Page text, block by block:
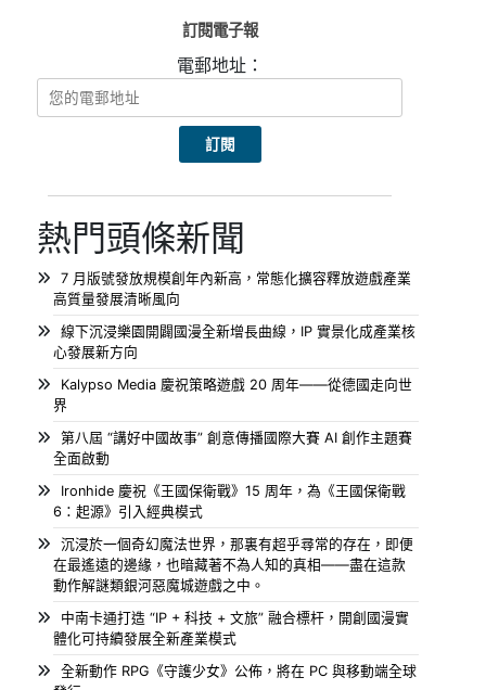
訂閱電子報
電郵地址：
熱門頭條新聞
7 月版號發放規模創年內新高，常態化擴容釋放遊戲產業
高質量發展清晰風向
線下沉浸樂園開闢國漫全新增長曲線，IP 實景化成產業核
心發展新方向
Kalypso Media 慶祝策略遊戲 20 周年——從德國走向世
界
第八屆 “講好中國故事” 創意傳播國際大賽 AI 創作主題賽
全面啟動
Ironhide 慶祝《王國保衛戰》15 周年，為《王國保衛戰
6：起源》引入經典模式
沉浸於一個奇幻魔法世界，那裏有超乎尋常的存在，即便
在最遙遠的邊緣，也暗藏著不為人知的真相——盡在這款
動作解謎類銀河惡魔城遊戲之中。
中南卡通打造 “IP + 科技 + 文旅” 融合標杆，開創國漫實
體化可持續發展全新產業模式
全新動作 RPG《守護少女》公佈，將在 PC 與移動端全球